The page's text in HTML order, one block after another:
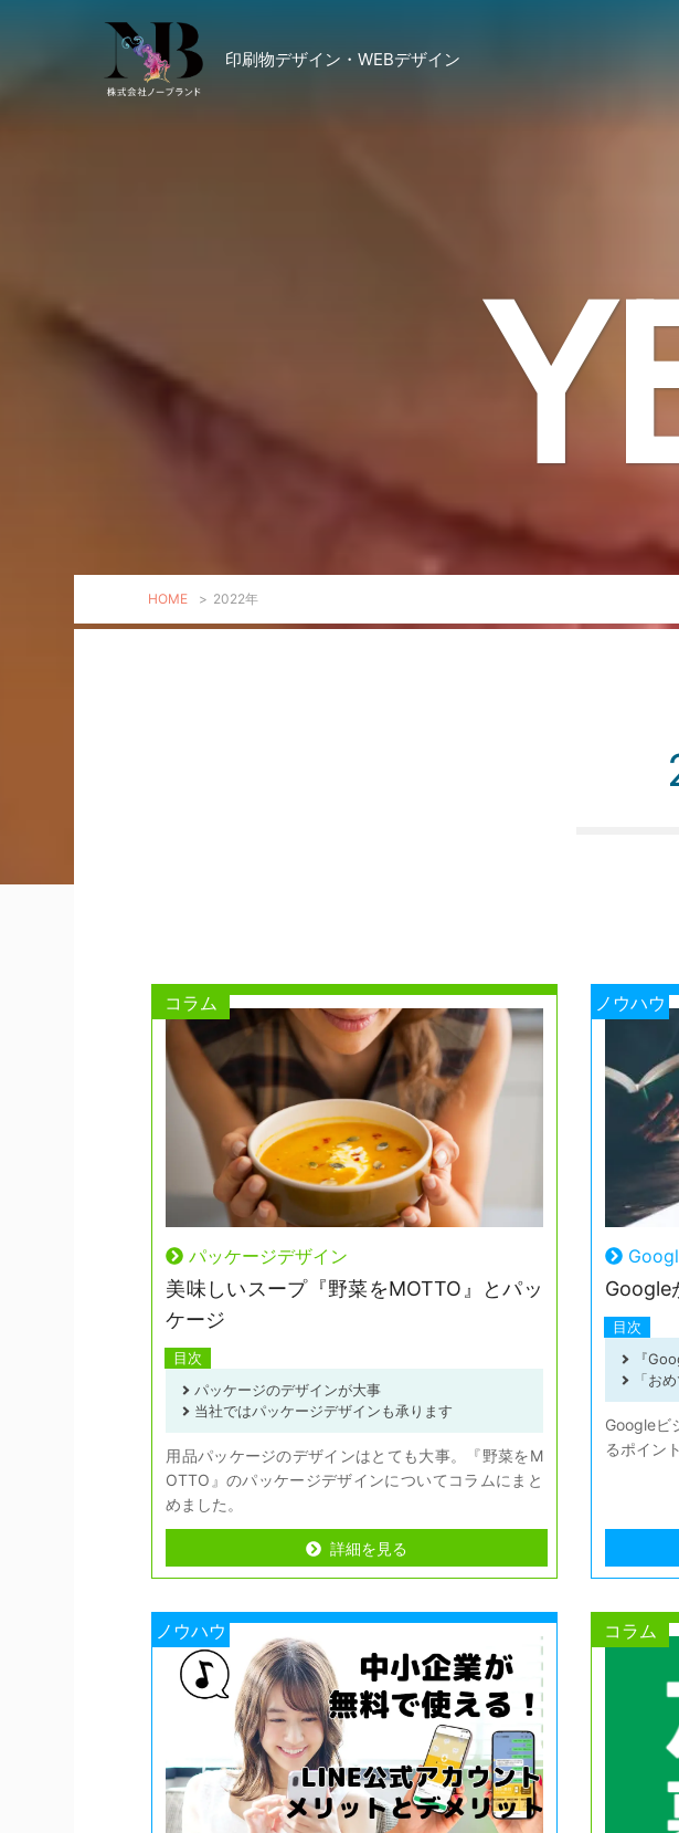
印刷物デザイン・WEBデザイン
HOME > 2022年
コラム
パッケージデザイン
美味しいスープ『野菜をMOTTO』とパッ
ケージ
目次
パッケージのデザインが大事
当社ではパッケージデザインも承ります
用品パッケージのデザインはとても大事。『野菜をM
OTTO』のパッケージデザインについてコラムにまと
めました。
詳細を見る
ノウハウ
Google
目次
『
「おめ
Googleビ
るポイン
ノウハウ コラム